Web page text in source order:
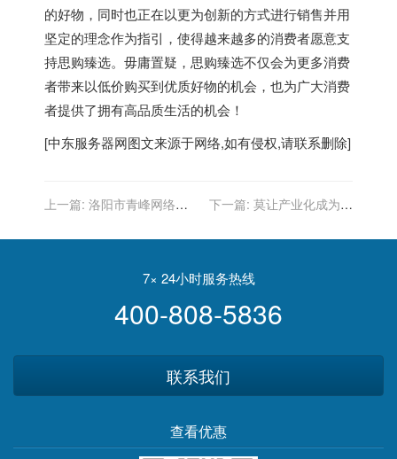
的好物，同时也正在以更为创新的方式进行销售并用
坚定的理念作为指引，使得越来越多的消费者愿意支
持思购臻选。毋庸置疑，思购臻选不仅会为更多消费
者带来以低价购买到优质好物的机会，也为广大消费
者提供了拥有高品质生活的机会！
[中东服务器网图文来源于网络,如有侵权,请联系删除]
上一篇: 洛阳市青峰网络荣
范点”称号
下一篇: 莫让产业化成为互
7× 24小时服务热线
400-808-5836
联系我们
查看优惠